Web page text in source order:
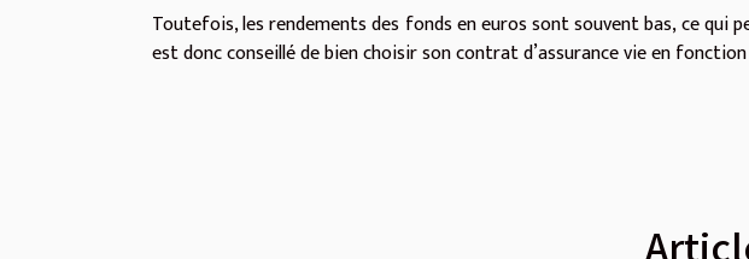
Toutefois, les rendements des fonds en euros sont souvent bas, ce qui
est donc conseillé de bien choisir son contrat d’assurance vie en